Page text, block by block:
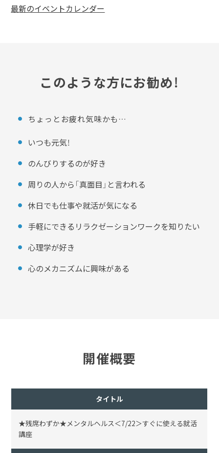
最新のイベントカレンダー
このような方にお勧め！
ちょっとお疲れ気味かも…
いつも元気！
のんびりするのが好き
周りの人から「真面目」と言われる
休日でも仕事や就活が気になる
手軽にできるリラクゼーションワークを知りたい
心理学が好き
心のメカニズムに興味がある
開催概要
タイトル
★残席わずか★メンタルヘルス＜7/22＞すぐに使える就活
講座